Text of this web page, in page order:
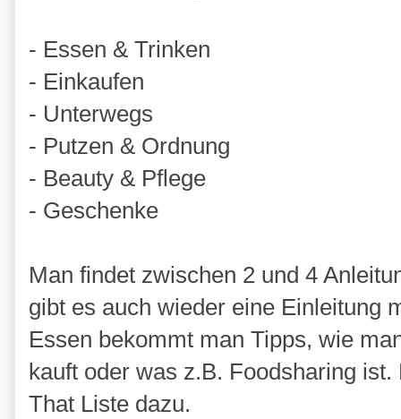
- Essen & Trinken
- Einkaufen
- Unterwegs
- Putzen & Ordnung
- Beauty & Pflege
- Geschenke
Man findet zwischen 2 und 4
gibt es auch wieder eine Einleitung
Essen bekommt man Tipps, wie
kauft oder was z.B. Foodsharing
That Liste dazu.